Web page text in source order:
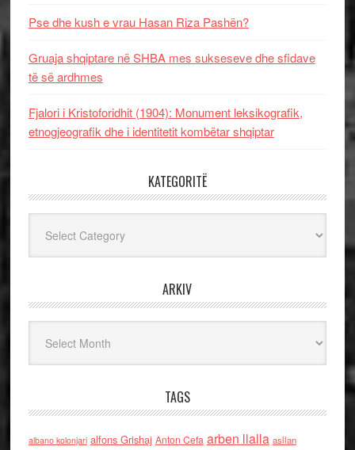
Pse dhe kush e vrau Hasan Riza Pashën?
Gruaja shqiptare në SHBA mes sukseseve dhe sfidave
të së ardhmes
Fjalori i Kristoforidhit (1904): Monument leksikografik,
etnogjeografik dhe i identitetit kombëtar shqiptar
KATEGORITË
ARKIV
TAGS
albano kolonjari alfons Grishaj Anton Cefa arben llalla asllan